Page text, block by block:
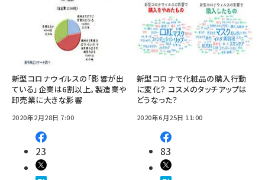
新型コロナウイルスの「影響が出
ている」企業は6割以上。製造業や
卸売業に大きな影響
2020年2月28日 7:00
23
新型コロナで化粧品の購入行動
に変化？ コスメのタッチアップは
どうなった？
2020年6月25日 11:00
83